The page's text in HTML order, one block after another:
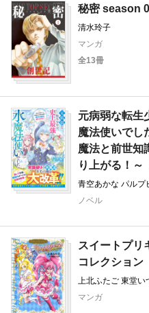
秘密 season 0
清水玲子
マンガ
全13冊
元病弱な転生
魔法使いでし
魔法と前世知
り上がる！～
青空あかな パルプ
ノベル
スイートプリ
コレクション
上北ふたご 東堂い